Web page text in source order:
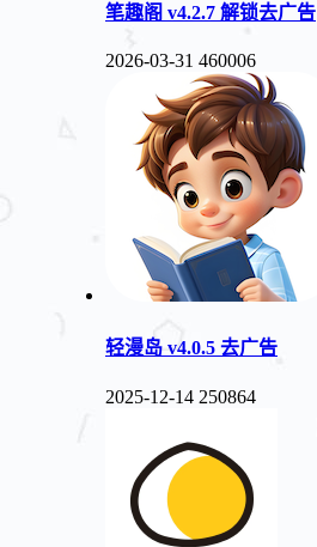
笔趣阁 v4.2.7 解锁去广告
2026-03-31 460006
轻漫岛 v4.0.5 去广告
2025-12-14 250864